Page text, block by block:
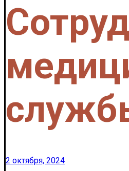
2 октября, 2024